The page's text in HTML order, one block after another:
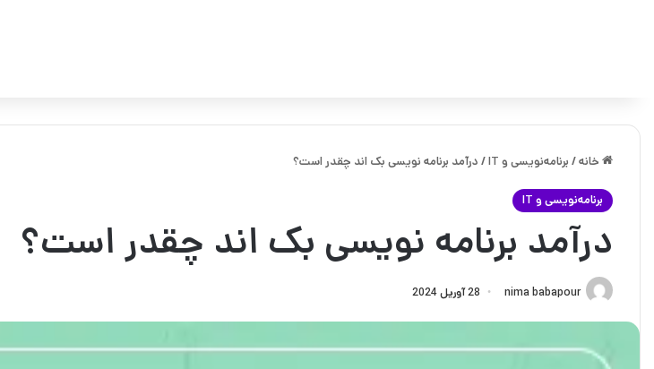
خانه/ برنامه‌نویسی و IT / درآمد برنامه‌ نویسی بک‌ اند چقدر است؟
برنامه‌نویسی و IT
درآمد برنامه‌ نویسی بک‌ اند چقدر است؟
nima babapour 28 آوریل 2024